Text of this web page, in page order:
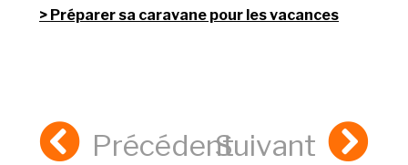
Préparer sa caravane pour les vacances
PrécédentSuivant